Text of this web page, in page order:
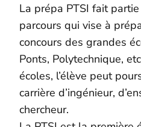
La prépa PTSI fait partie
parcours qui vise à
concours des grandes
Ponts, Polytechnique,
écoles, l’élève peut
carrière d’ingénieur,
chercheur.